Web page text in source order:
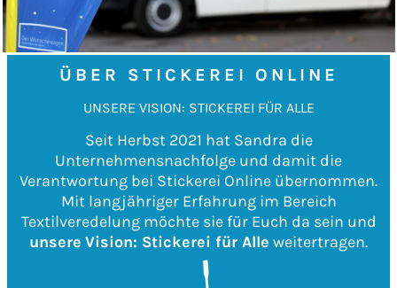
ÜBER STICKEREI ONLINE
UNSERE VISION: STICKEREI FÜR ALLE
Seit Herbst 2021 hat Sandra die
Unternehmensnachfolge und damit die
Verantwortung bei Stickerei Online übernommen.
Mit langjähriger Erfahrung im Bereich
Textilveredelung möchte sie für Euch da sein und
unsere Vision: Stickerei für Alle weitertragen.